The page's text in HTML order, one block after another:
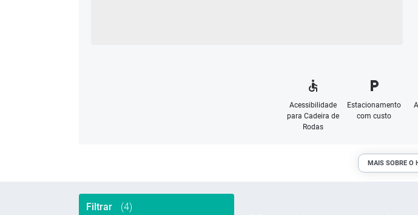
Acessibilidade
para Cadeira de
Rodas
Estacionamento
com custo
MAIS SOBRE O
Filtrar (4)